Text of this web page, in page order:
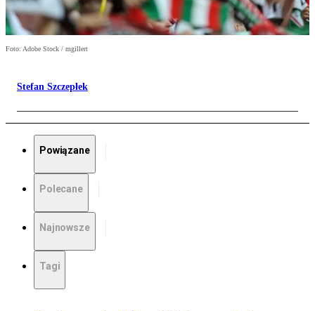
Foto: Adobe Stock / mgillert
Stefan Szczepłek
Powiązane
Polecane
Najnowsze
Tagi